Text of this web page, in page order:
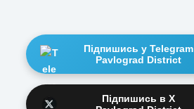
Підпишись у Telegram
Pavlograd District
Підпишись в X